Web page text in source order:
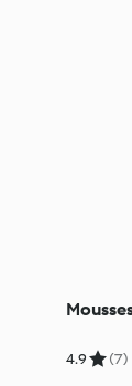
4.9 (7)